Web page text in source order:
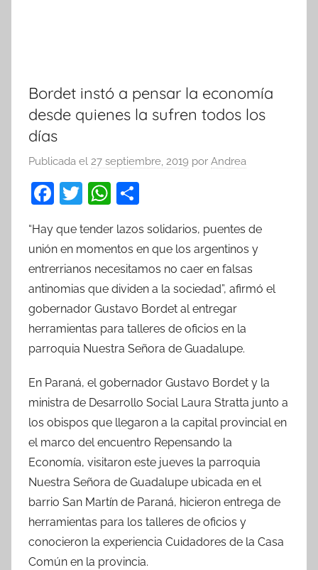
Bordet instó a pensar la economía
desde quienes la sufren todos los
días
Publicada el 27 septiembre, 2019 por Andrea
F
c
e
b
o
o
k
T
itt
er
W
at
s
A
p
p
m
p
ar
tir
“Hay que tender lazos solidarios, puentes de
unión en momentos en que los argentinos y
entrerrianos necesitamos no caer en falsas
antinomias que dividen a la sociedad”, afirmó el
gobernador Gustavo Bordet al entregar
herramientas para talleres de oficios en la
parroquia Nuestra Señora de Guadalupe.
En Paraná, el gobernador Gustavo Bordet y la
ministra de Desarrollo Social Laura Stratta junto a
los obispos que llegaron a la capital provincial en
el marco del encuentro Repensando la
Economía, visitaron este jueves la parroquia
Nuestra Señora de Guadalupe ubicada en el
barrio San Martín de Paraná, hicieron entrega de
herramientas para los talleres de oficios y
conocieron la experiencia Cuidadores de la Casa
Común en la provincia.